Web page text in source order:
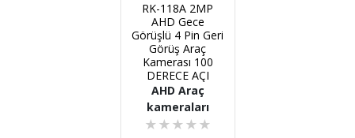
RK-118A 2MP
AHD Gece
Görüşlü 4 Pin Geri
Görüş Araç
Kamerası 100
DERECE AÇI
AHD Araç
kameraları
★ ★ ★ ★ ★